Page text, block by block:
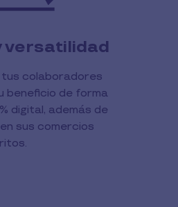
versatilidad
tus colaboradores
beneficio de forma
digital, además de
sus comercios